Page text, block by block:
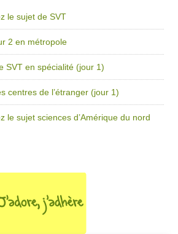
le sujet de SVT
2 en métropole
SVT en spécialité (jour 1)
centres de l’étranger (jour 1)
le sujet sciences d’Amérique du nord